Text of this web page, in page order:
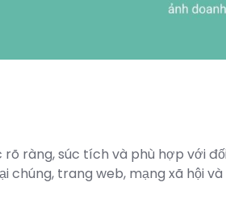
ràng, súc tích và phù hợp với
chúng, trang web, mạng xã hội